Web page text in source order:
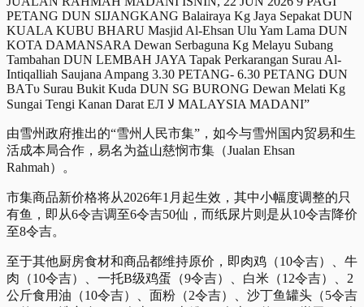
由雪州政府推出的“雪州人民市集”，如今与雪州国内贸易和生
活成本局合作，易名为益山慈悯市集（Jualan Ehsan
Rahmah）。
市集商品新价格将从2026年1月起生效，其中小幅度调整的只
有鱼，即从6令吉调至6令吉50仙，而纸尿片则是从10令吉降价
至8令吉。
至于其他厨房食材和商品都维持原价，即肉鸡（10令吉）、牛
肉（10令吉）、一托B级鸡蛋（9令吉）、白米（12令吉）、2
公斤食用油（10令吉）、面粉（2令吉）、沙丁鱼罐头（5令吉